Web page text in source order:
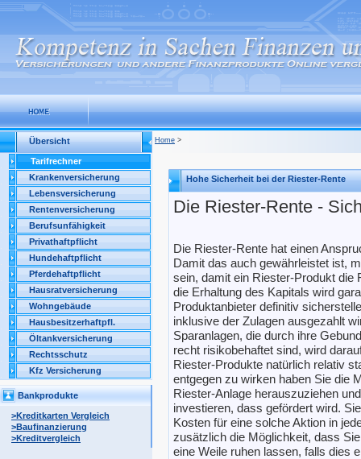
Übersicht Home >
Tarifrechner
Krankenversicherung
Lebensversicherung
Rentenversicherung
Berufsunfähigkeit
Privathaftpflicht
Hundehaftpflicht
Pferdehaftpflicht
Hausratversicherung
Wohngebäude
Hausbesitzerhaftpfl.
Öltankversicherung
Rechtsschutz
Kfz Versicherung
Bankprodukte
>Kreditkarten Vergleich
>Baufinanzierung
>Kreditvergleich
Hohe Sicherheit bei der Riester-Rente
Die Riester-Rente -
Die Riester-Rente hat einen
Damit das auch gewährleistet ist,
sein, damit ein Riester-Produkt die
die Erhaltung des Kapitals wird
Produktanbieter definitiv
inklusive der Zulagen ausgezahlt
Sparanlagen, die durch ihre
recht risikobehaftet sind, wird
Riester-Produkte natürlich relativ
entgegen zu wirken haben Sie die
Riester-Anlage herauszuziehen
investieren, dass gefördert wird.
Kosten für eine solche Aktion in
zusätzlich die Möglichkeit, dass
eine Weile ruhen lassen, falls dies